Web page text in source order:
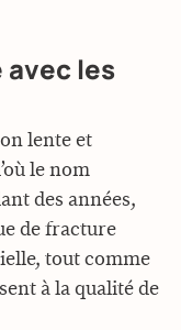
avec les
lente et
le nom
des années,
de fracture
tout comme
à la qualité de